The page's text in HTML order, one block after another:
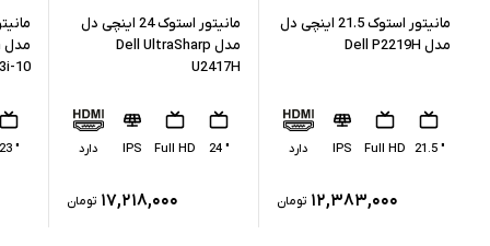
توضیحات تکمیلی
ممکن است پایه دستگاه با تصاویر مغایرت داشته
مانیتور استوک 21.5 اینچی دل
مدل Dell P2219H
" 21.5
Full HD
IPS دارد
۱۲,۳۸۳,۰۰۰ تومان
مانیتور استوک 24 اینچی دل
مدل Dell UltraSharp
U2417H
" 24
Full HD
IPS دارد
۱۷,۲۱۸,۰۰۰ تومان
10
" 23